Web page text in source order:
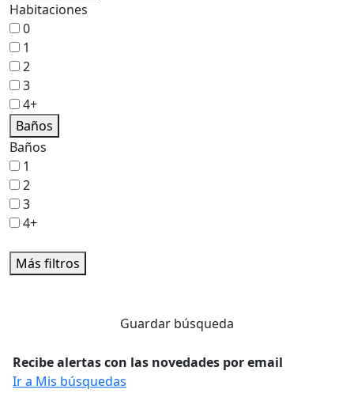
Habitaciones
0
1
2
3
4+
Baños
Baños
1
2
3
4+
Más filtros
Guardar búsqueda
Recibe alertas con las novedades por email
Ir a Mis búsquedas